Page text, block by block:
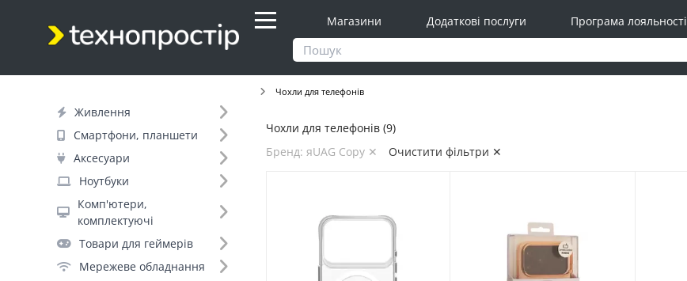
Магазини Додаткові послуги Програма лояльності
Живлення
Смартфони, планшети
Аксесуари
Ноутбуки
Комп'ютери,
комплектуючі
Товари для геймерів
Мережеве обладнання
Чохли для телефонів
Фільтр
Днів до відправки (1)
Бренд (76)
Чохли для телефонів (9)
Бренд: яUAG Copy ✕
Очистити фільтри ✕